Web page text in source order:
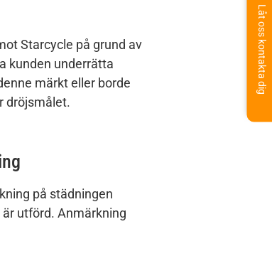
Starcycle på grund av
kunden underrätta
märkt eller borde
dröjsmålet.
på städningen
utförd. Anmärkning
Låt oss kontakta dig